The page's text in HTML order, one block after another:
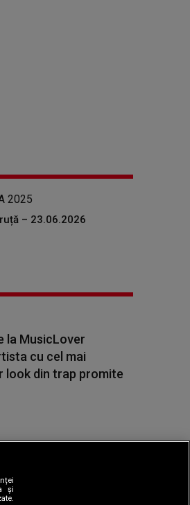
– 23.06.2026
la MusicLover
cu cel mai
look din trap promite
și